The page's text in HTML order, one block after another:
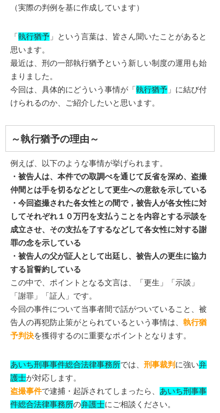
（実際の判例を基に作成しています）
「執行猶予 」という言葉は、皆さん聞いたことがあると
思います。
最近は、刑の一部執行猶予という新しい制度の運用も始
まりました。
今回は、具体的にどういう事情が「執行猶予 」に結び付
けられるのか、ご紹介したいと思います。
～執行猶予の理由～
例えば、以下のような事情が挙げられます。
・被告人は、本件での取調べを通じて反省を深め、盗撮
仲間とは手を切るなどとして更生への意欲を示している
・今回盗撮された各女性との間で，被告人が各女性に対
してそれぞれ１０万円を支払うことを内容とする示談を
成立させ、その支払を了するなどして各女性に対する謝
罪の念を示している
・被告人の父が証人として出廷し、被告人の更生に協力
する旨誓約している
この中で、ポイントとなる文言は、「更生」「示談」
「謝罪」「証人」です。
今回の事件について当事者間で話がついていること、被
告人の再犯防止策がとられているという事情は、執行猶
予判決を獲得するのに重要なポイントとなります。
あいち刑事事件総合法律事務所では、刑事裁判 に強い弁
護士が対応します。
盗撮事件で逮捕・起訴されてしまったら、 あいち刑事事
件総合法律事務所の弁護士にご相談ください。